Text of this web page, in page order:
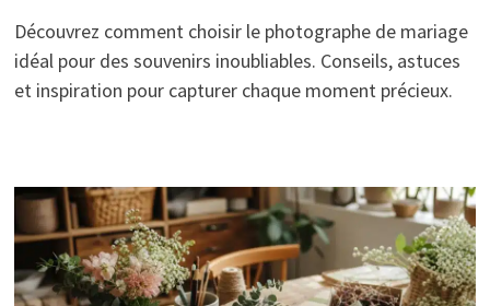
Découvrez comment choisir le photographe de mariage
idéal pour des souvenirs inoubliables. Conseils, astuces
et inspiration pour capturer chaque moment précieux.